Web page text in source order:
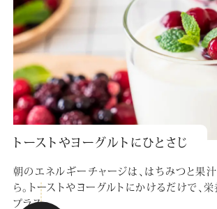
トーストやヨーグルトにひとさじ
朝のエネルギーチャージは、はちみつと果
ら。トーストやヨーグルトにかけるだけで、
プラス。